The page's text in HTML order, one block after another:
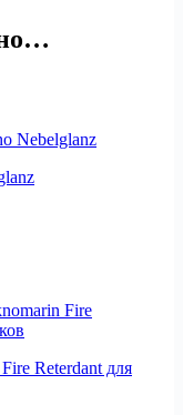
Reterdant для